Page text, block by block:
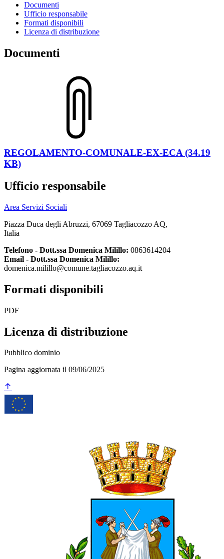
Documenti
Ufficio responsabile
Formati disponibili
Licenza di distribuzione
Documenti
REGOLAMENTO-COMUNALE-EX-ECA (34.19
KB)
Ufficio responsabile
Area Servizi Sociali
Piazza Duca degli Abruzzi, 67069 Tagliacozzo AQ,
Italia
Telefono - Dott.ssa Domenica Milillo: 0863614204
Email - Dott.ssa Domenica Milillo:
domenica.milillo@comune.tagliacozzo.aq.it
Formati disponibili
PDF
Licenza di distribuzione
Pubblico dominio
Pagina aggiornata il 09/06/2025